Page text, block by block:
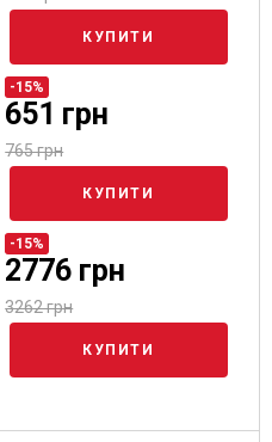
КУПИТИ
-15%
651 грн
765 грн
КУПИТИ
-15%
2776 грн
3262 грн
КУПИТИ